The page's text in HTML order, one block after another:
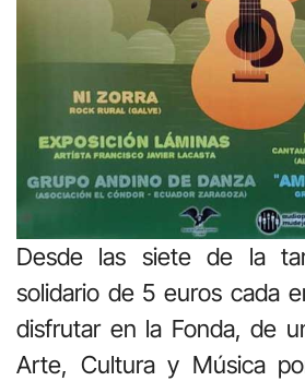
Desde las siete de la
solidario de 5 euros cada
disfrutar en la Fonda, de
Arte, Cultura y Música